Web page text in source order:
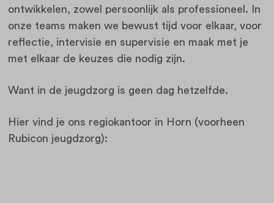
ontwikkelen, zowel persoonlijk als professioneel. In
onze teams maken we bewust tijd voor elkaar, voor
reflectie, intervisie en supervisie en maak met je
met elkaar de keuzes die nodig zijn.
Want in de jeugdzorg is geen dag hetzelfde.
Hier vind je ons regiokantoor in Horn (voorheen
Rubicon jeugdzorg):